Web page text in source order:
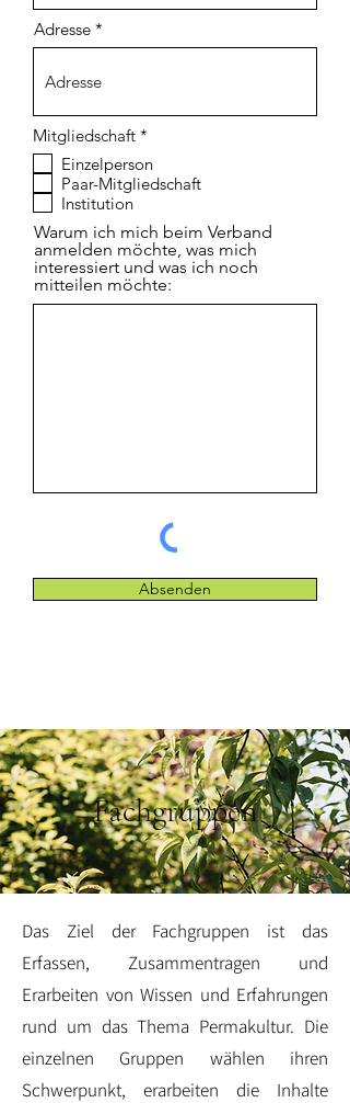
Adresse
Mitgliedschaft *
l
i
t
f
e
l
d
Einzelperson
Paar-Mitgliedschaft
Institution
Warum ich mich beim Verband
anmelden möchte, was mich
interessiert und was ich noch
mitteilen möchte:
Absenden
Fachgruppen
Das Ziel der Fachgruppen ist das
Erfassen, Zusammentragen und
Erarbeiten von Wissen und Erfahrungen
rund um das Thema Permakultur. Die
einzelnen Gruppen wählen ihren
Schwerpunkt, erarbeiten die Inhalte